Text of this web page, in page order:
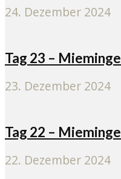
24. Dezember 2024
Tag 23 –
23. Dezember 2024
Tag 22 –
22. Dezember 2024